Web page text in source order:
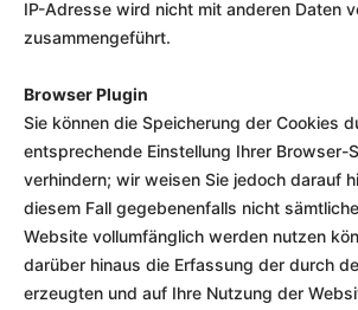
IP-Adresse wird nicht mit anderen Daten
zusammengeführt.
Browser Plugin
Sie können die Speicherung der Cookies
entsprechende Einstellung Ihrer Browser-
verhindern; wir weisen Sie jedoch darauf
diesem Fall gegebenenfalls nicht
Website vollumfänglich werden nutzen
darüber hinaus die Erfassung der durch
erzeugten und auf Ihre Nutzung der